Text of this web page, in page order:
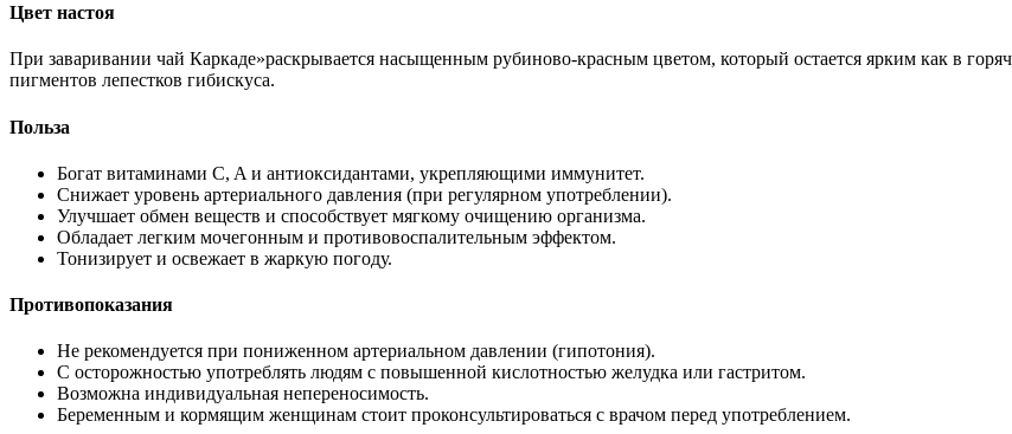
Цвет настоя
При заваривании чай Каркаде»раскрывается насыщенным рубиново-красным цветом, который остается ярким как в
пигментов лепестков гибискуса.
Польза
Богат витаминами C, A и антиоксидантами, укрепляющими иммунитет.
Снижает уровень артериального давления (при регулярном употреблении).
Улучшает обмен веществ и способствует мягкому очищению организма.
Обладает легким мочегонным и противовоспалительным эффектом.
Тонизирует и освежает в жаркую погоду.
Противопоказания
Не рекомендуется при пониженном артериальном давлении (гипотония).
С осторожностью употреблять людям с повышенной кислотностью желудка или гастритом.
Возможна индивидуальная непереносимость.
Беременным и кормящим женщинам стоит проконсультироваться с врачом перед употреблением.